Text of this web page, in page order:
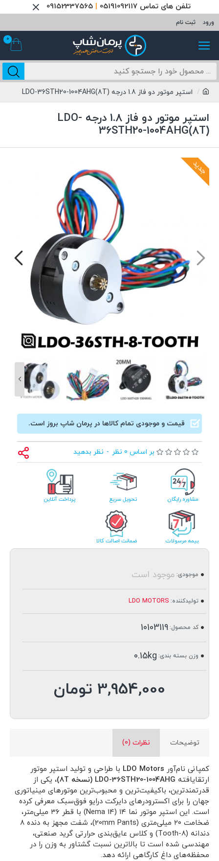
تلفن های تماس 05191092117 09152337565
ورود ثبت نام
0
استپر موتور دو فاز 1.8 درجه LDO-36STH20-1004AHG(8T)
استپر موتور دو فاز 1.8 درجه LDO-
36STH20-1004AHG(8T)
جدید
قیمت و موجودی تمام کالاها در پرمان شاپ بروز است.
بر اساس 0 نظر - نظر بدهید
مشاوره رایگان تحویل سریع پرداخت آنلاین
بیمه مرسولات ضمانت اصالت کالا
3,954,000 تومان
موجودی: موجود است
تولیدکننده: LDO MOTORS
کد محصول: 10103119
وزن بسته بندی: 0.15kg
توضیحات نظرات (0)
کمپانی نام‌آور LDO Motors با طراحی و تولید استپر موتور
ارتقایافته LDO-36STH20-1004AHG (نسخه 8T)
، یکی از
قدرتمندترین، باکیفیت‌ترین و محبوب‌ترین موتورهای مینیاتوری
جهان را برای اکسترودرهای دایرکت درایو فوق‌سبک معرفی کرده
است. این استپر موتور نما ۱۴ (Nema 14) با قطر ۳۶ میلی‌متر،
ضخامت ۲۰ میلی‌متری (20mm Pants)، شفت مجهز به دنده ۸
دندانه (8-Tooth) و کلاس عایق‌بندی حرارتی گرید صنعتی،
مهندسی شده است تا بالاترین نسبت گشتاور به وزن را در
محفظه‌های داغ کارگاهی ارائه دهد.